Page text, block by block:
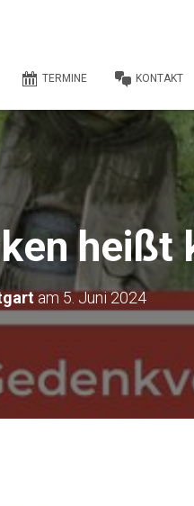
TERMINE KONTAKT
heißt
am 5. Juni 2024